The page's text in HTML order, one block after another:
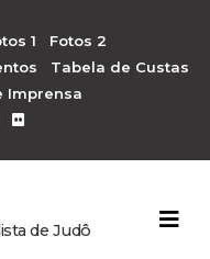
1
Fotos 2
Tabela de Custas
Imprensa
de Judô